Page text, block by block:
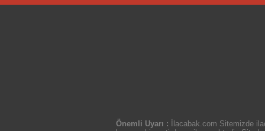
Önemli Uyarı : İlacabak.com Sitemizde